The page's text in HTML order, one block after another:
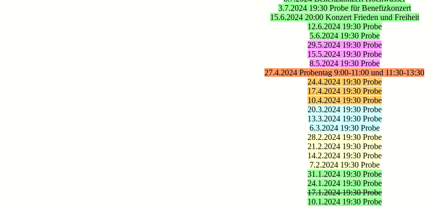
3.7.2024 19:30 Probe für Benefizkonzert
15.6.2024 20:00 Konzert Frieden und Freiheit
12.6.2024 19:30 Probe
5.6.2024 19:30 Probe
29.5.2024 19:30 Probe
15.5.2024 19:30 Probe
8.5.2024 19:30 Probe
27.4.2024 Probentag 9:00-11:00 und 11:30-13:30
24.4.2024 19:30 Probe
17.4.2024 19:30 Probe
10.4.2024 19:30 Probe
20.3.2024 19:30 Probe
13.3.2024 19:30 Probe
6.3.2024 19:30 Probe
28.2.2024 19:30 Probe
21.2.2024 19:30 Probe
14.2.2024 19:30 Probe
7.2.2024 19:30 Probe
31.1.2024 19:30 Probe
24.1.2024 19:30 Probe
17.1.2024 19:30 Probe
10.1.2024 19:30 Probe